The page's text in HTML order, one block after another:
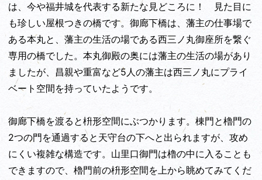
は、今や福井城を代表する新たな見どころに！ 見た目に
も珍しい屋根つきの橋です。御廊下橋は、藩主の仕事場で
ある本丸と、藩主の生活の場である西三ノ丸御座所を繋ぐ
専用の橋でした。本丸御殿の奥には藩主の生活の場があり
ましたが、昌親や重富など5人の藩主は西三ノ丸にプライ
ベート空間を持っていたようです。
御廊下橋を渡ると枡形空間にぶつかります。棟門と櫓門の
2つの門を通過すると天守台の下へと出られますが、攻め
にくい複雑な構造です。山里口御門は櫓の中に入ることも
できますので、櫓門前の枡形空間を上から眺めてみてくだ